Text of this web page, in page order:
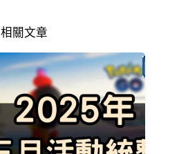
相關文章